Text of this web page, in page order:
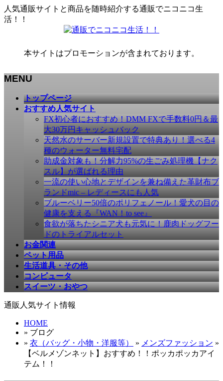
人気通販サイトと商品を随時紹介する通販でニコニコ生
活！！
本サイトはプロモーションが含まれております。
MENU
トップページ
おすすめ人気サイト
FX初心者におすすめ！DMM FXで手数料0円＆最
大30万円キャッシュバック
天然水のサーバー新規設置で特典あり！選べる4
種のウォーター無料宅配
助成金対象も！分解力95%の生ごみ処理機【ナク
スル】が選ばれる理由
一流の使い心地とデザインを兼ね備えた革財布ブ
ランドmic – レディースにも人気
ブルーベリー50倍のポリフェノール！愛犬の目の
健康を支える『WAN！to see』
食欲が落ちたシニア犬も元気に！鹿肉ドッグフー
ドのトライアルセット
お金関連
ペット用品
生活道具・その他
コンピュータ
スイーツ・おやつ
通販人気サイト情報
HOME
» ブログ
» 衣（バッグ・小物・洋服等） » メンズファッション »
【ベルメゾンネット】おすすめ！！ポッカポッカアイ
テム！！